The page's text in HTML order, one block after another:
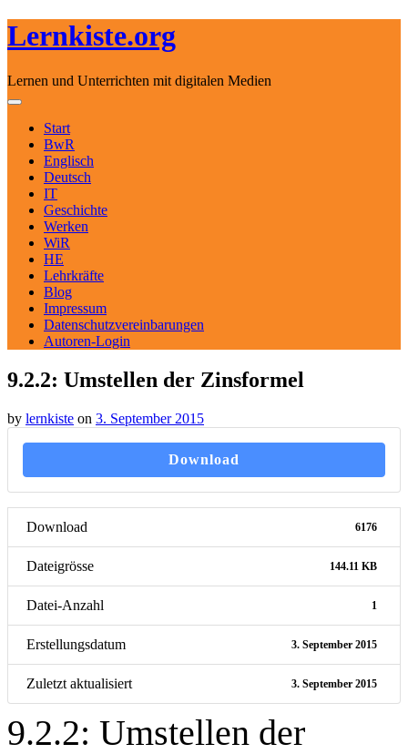
Lernkiste.org
Lernen und Unterrichten mit digitalen Medien
Skip to content
Toggle navigation
Start
BwR
Englisch
Deutsch
IT
Geschichte
Werken
WiR
HE
Lehrkräfte
Blog
Impressum
Datenschutzvereinbarungen
Autoren-Login
9.2.2: Umstellen der Zinsformel
by lernkiste on 3. September 2015
Download
Download 6176
Dateigrösse 144.11 KB
Datei-Anzahl 1
Erstellungsdatum 3. September 2015
Zuletzt aktualisiert 3. September 2015
9.2.2: Umstellen der